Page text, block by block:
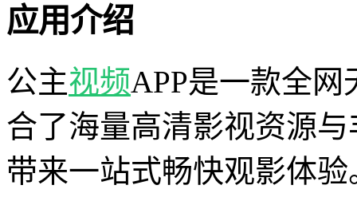
应用介绍
公主视频APP是一款全
合了海量高清影视资源与
带来一站式畅快观影体